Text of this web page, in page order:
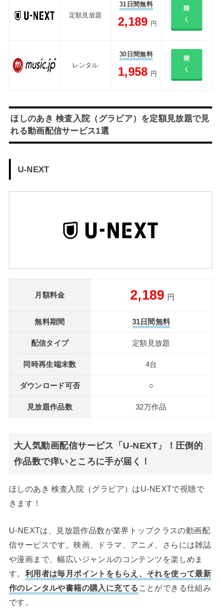
定額見放題
31日間無料
2,189 円
開
く
レンタル
30日間無料
1,958 円
開
く
ほしのあき 検査入院（グラビア）を定額見放題で見
れる動画配信サービス1選
U-NEXT
月額料金 2,189 円
無料期間 31日間無料
配信タイプ 定額見放題
同時再生端末数 4台
ダウンロード可否 ○
見放題作品数 32万作品
大人気動画配信サービス「U-NEXT」！圧倒的
作品数で痒いところに手が届く！
ほしのあき 検査入院（グラビア）はU-NEXTで視聴で
きます！
U-NEXTは、見放題作品数が業界トップクラスの動画配
信サービスです。映画、ドラマ、アニメ、さらには雑誌
や漫画まで、幅広いジャンルのコンテンツを楽しめま
す。 利用者は毎月ポイントをもらえ、それを使って最新
作のレンタルや書籍の購入に充てる ことができる仕組み
です。